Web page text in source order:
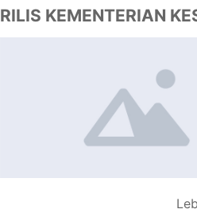
RILIS KEMENTERIAN